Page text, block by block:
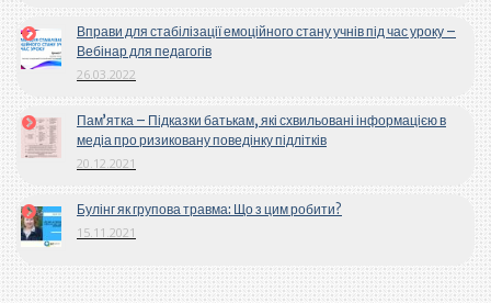
Вправи для стабілізації емоційного стану учнів під час уроку –
Вебінар для педагогів
26.03.2022
Пам’ятка – Підказки батькам, які схвильовані інформацією в
медіа про ризиковану поведінку підлітків
20.12.2021
Булінг як групова травма: Що з цим робити?
15.11.2021